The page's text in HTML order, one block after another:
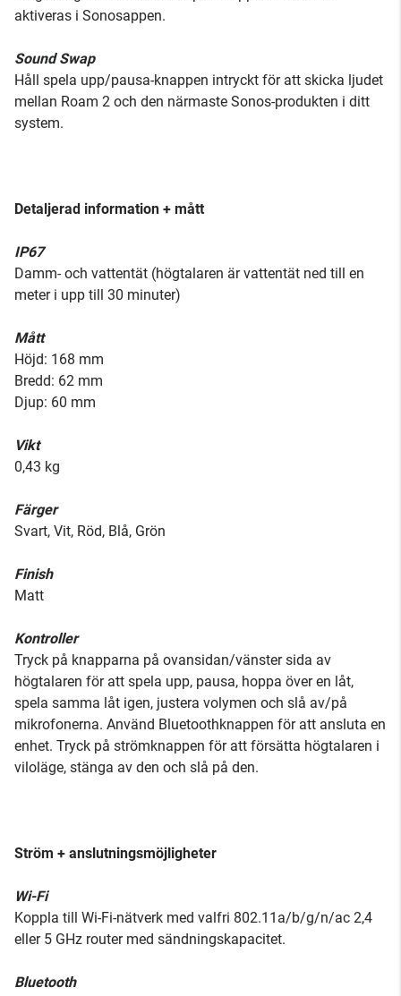
aktiveras i Sonosappen.
Sound Swap
Håll spela upp/pausa-knappen intryckt för att skicka ljudet
mellan Roam 2 och den närmaste Sonos-produkten i ditt
system.
Detaljerad information + mått
IP67
Damm- och vattentät (högtalaren är vattentät ned till en
meter i upp till 30 minuter)
Mått
Höjd: 168 mm
Bredd: 62 mm
Djup: 60 mm
Vikt
0,43 kg
Färger
Svart, Vit, Röd, Blå, Grön
Finish
Matt
Kontroller
Tryck på knapparna på ovansidan/vänster sida av
högtalaren för att spela upp, pausa, hoppa över en låt,
spela samma låt igen, justera volymen och slå av/på
mikrofonerna. Använd Bluetoothknappen för att ansluta en
enhet. Tryck på strömknappen för att försätta högtalaren i
viloläge, stänga av den och slå på den.
Ström + anslutningsmöjligheter
Wi-Fi
Koppla till Wi-Fi-nätverk med valfri 802.11a/b/g/n/ac 2,4
eller 5 GHz router med sändningskapacitet.
Bluetooth